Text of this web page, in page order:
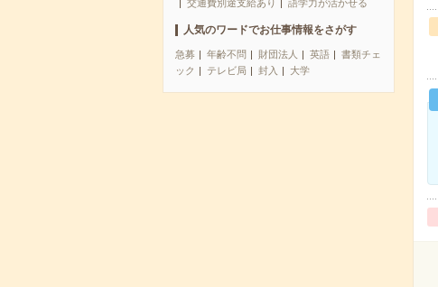
交通費別途支給あり
語学力が活かせる
人気のワードでお仕事情報をさがす
急募 年齢不問 財団法人 英語
書類チェ
ック
テレビ局 封入 大学